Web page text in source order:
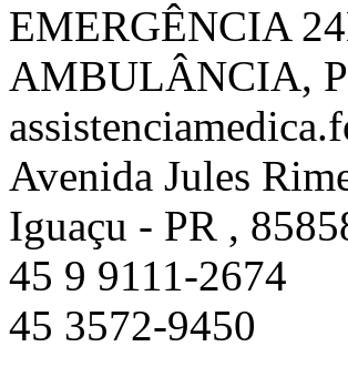
EMERGÊNCIA
AMBULÂNCIA,
Avenida Jules
Iguaçu - PR ,
45 9 9111-2674
45 3572-9450